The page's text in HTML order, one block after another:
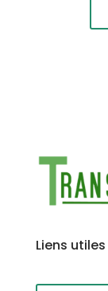
Liens utiles